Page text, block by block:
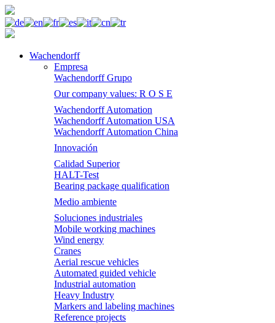
Wachendorff
Empresa
Wachendorff Grupo
Our company values: R O S E
Wachendorff Automation
Wachendorff Automation USA
Wachendorff Automation China
Innovación
Calidad Superior
HALT-Test
Bearing package qualification
Medio ambiente
Soluciones industriales
Mobile working machines
Wind energy
Cranes
Aerial rescue vehicles
Automated guided vehicle
Industrial automation
Heavy Industry
Markers and labeling machines
Reference projects